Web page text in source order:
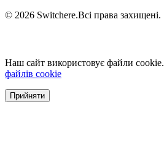
© 2026 Switchere.Всі права захищені.
Наш сайт використовує файли cookie.
файлів cookie
Прийняти